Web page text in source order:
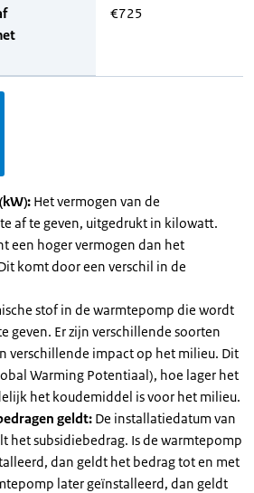
€725
Het vermogen van de
af te geven, uitgedrukt in kilowatt.
een hoger vermogen dan het
komt door een verschil in de
stof in de warmtepomp die wordt
geven. Er zijn verschillende soorten
verschillende impact op het milieu. Dit
Warming Potentiaal), hoe lager het
het koudemiddel is voor het milieu.
geldt: De installatiedatum van
het subsidiebedrag. Is de warmtepomp
dan geldt het bedrag tot en met
later geïnstalleerd, dan geldt